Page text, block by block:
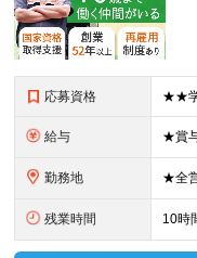
応募資格
給与
勤務地
残業時間 10時